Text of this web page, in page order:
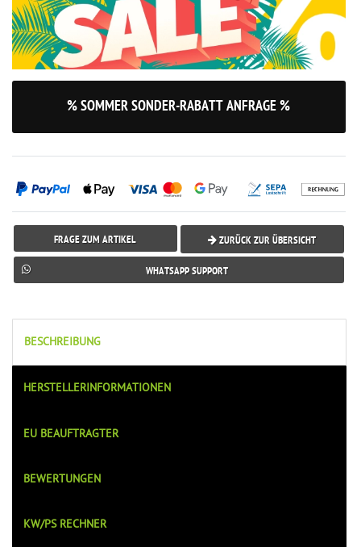
% SOMMER SONDER-RABATT ANFRAGE %
FRAGE ZUM ARTIKEL ZURÜCK ZUR ÜBERSICHT
WHATSAPP SUPPORT
BESCHREIBUNG
HERSTELLERINFORMATIONEN
EU BEAUFTRAGTER
BEWERTUNGEN
KW/PS RECHNER